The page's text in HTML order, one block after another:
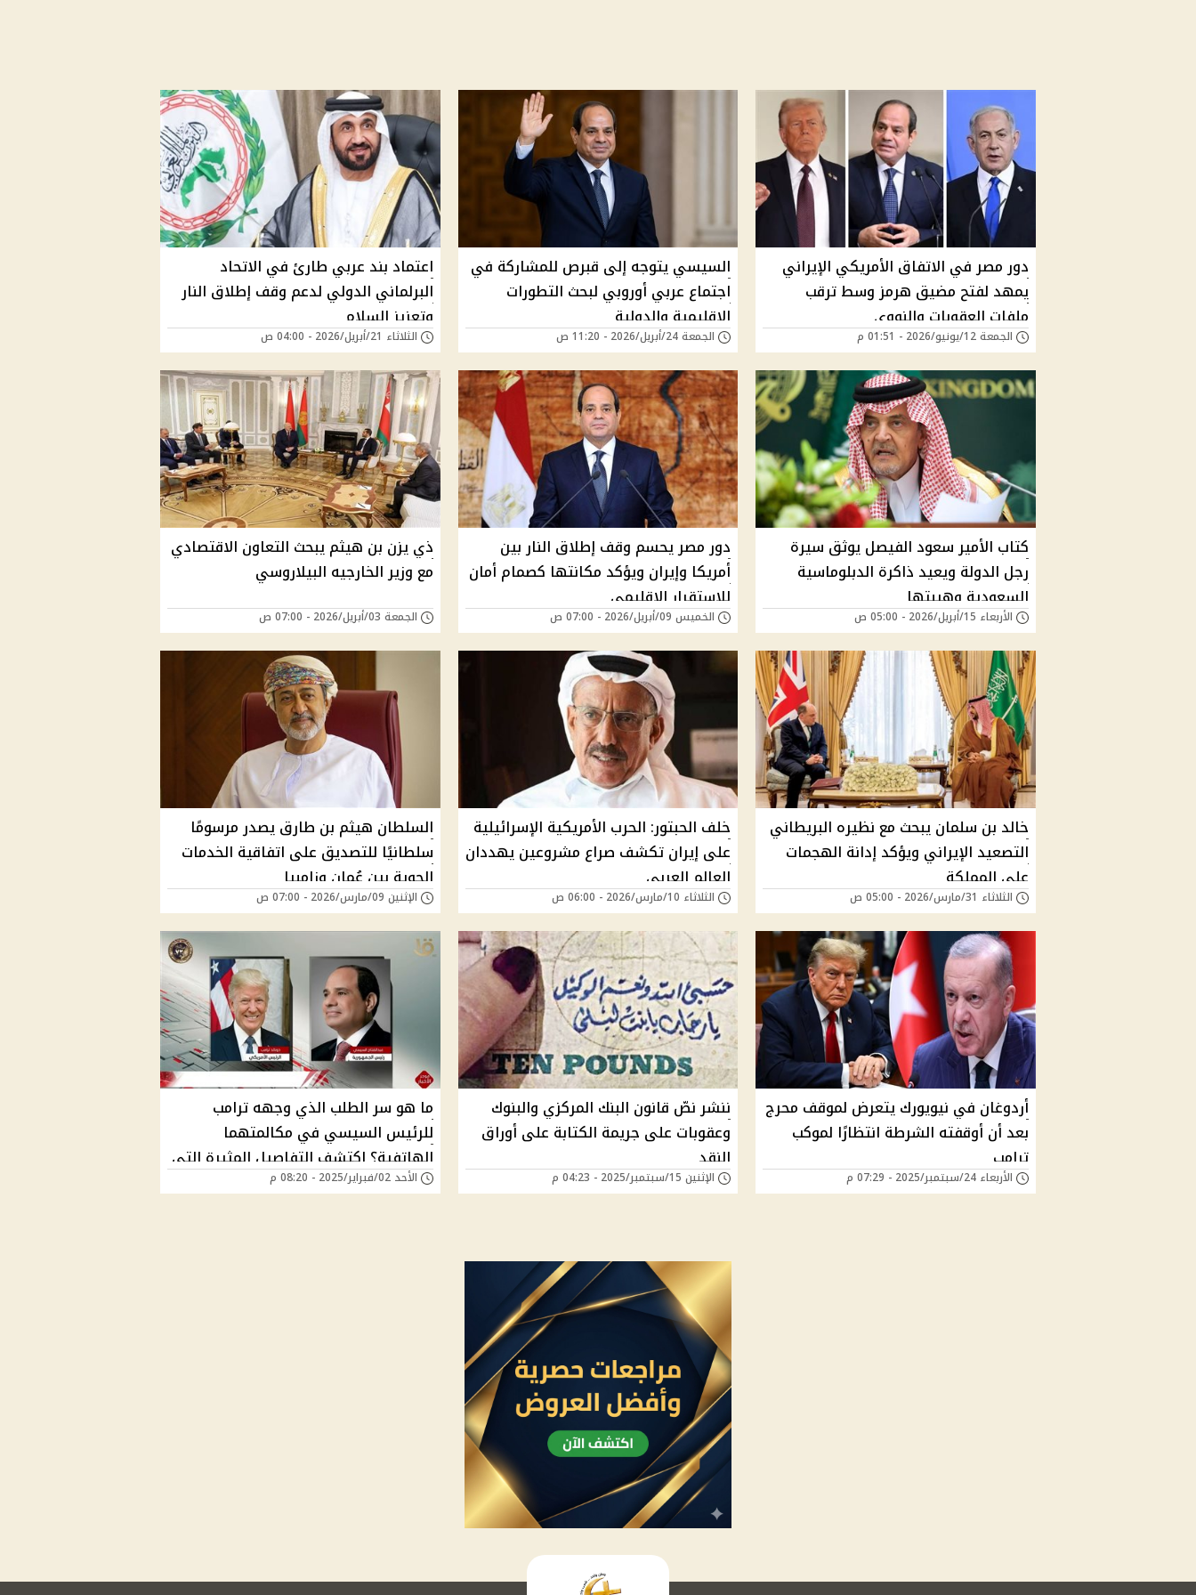
دور مصر في الاتفاق الأمريكي الإيراني
يمهد لفتح مضيق هرمز وسط ترقب
ملفات العقوبات والنووي
الجمعة 12/يونيو/2026 - 01:51 م
السيسي يتوجه إلى قبرص للمشاركة في
اجتماع عربي أوروبي لبحث التطورات
الإقليمية والدولية
الجمعة 24/أبريل/2026 - 11:20 ص
اعتماد بند عربي طارئ في الاتحاد
البرلماني الدولي لدعم وقف إطلاق النار
وتعزيز السلام
الثلاثاء 21/أبريل/2026 - 04:00 ص
كتاب الأمير سعود الفيصل يوثق سيرة
رجل الدولة ويعيد ذاكرة الدبلوماسية
السعودية وهيبتها
الأربعاء 15/أبريل/2026 - 05:00 ص
دور مصر يحسم وقف إطلاق النار بين
أمريكا وإيران ويؤكد مكانتها كصمام أمان
للاستقرار الإقليمي
الخميس 09/أبريل/2026 - 07:00 ص
ذي يزن بن هيثم يبحث التعاون الاقتصادي
مع وزير الخارجيه البيلاروسي
الجمعة 03/أبريل/2026 - 07:00 ص
خالد بن سلمان يبحث مع نظيره البريطاني
التصعيد الإيراني ويؤكد إدانة الهجمات
على المملكة
الثلاثاء 31/مارس/2026 - 05:00 ص
خلف الحبتور: الحرب الأمريكية الإسرائيلية
على إيران تكشف صراع مشروعين يهددان
العالم العربي
الثلاثاء 10/مارس/2026 - 06:00 ص
السلطان هيثم بن طارق يصدر مرسومًا
سلطانيًا للتصديق على اتفاقية الخدمات
الجوية بين عُمان وزامبيا
الإثنين 09/مارس/2026 - 07:00 ص
أردوغان في نيويورك يتعرض لموقف محرج
بعد أن أوقفته الشرطة انتظارًا لموكب
ترامب
الأربعاء 24/سبتمبر/2025 - 07:29 م
ننشر نصّ قانون البنك المركزي والبنوك
وعقوبات على جريمة الكتابة على أوراق
النقد
الإثنين 15/سبتمبر/2025 - 04:23 م
ما هو سر الطلب الذي وجهه ترامب
للرئيس السيسي في مكالمتهما
الهاتفية؟ اكتشف التفاصيل المثيرة التي
أصبحت حديث العالم
الأحد 02/فبراير/2025 - 08:20 م